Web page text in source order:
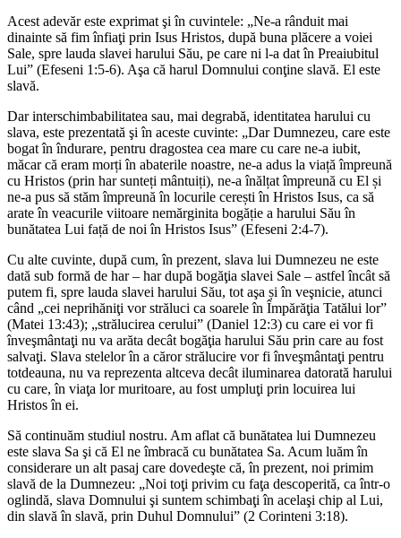
Acest adevăr este exprimat şi în cuvintele: „Ne-a rânduit mai
dinainte să fim înfiaţi prin Isus Hristos, după buna plăcere a voiei
Sale, spre lauda slavei harului Său, pe care ni l-a dat în Preaiubitul
Lui” (Efeseni 1:5-6). Aşa că harul Domnului conţine slavă. El este
slavă.
Dar interschimbabilitatea sau, mai degrabă, identitatea harului cu
slava, este prezentată şi în aceste cuvinte: „Dar Dumnezeu, care este
bogat în îndurare, pentru dragostea cea mare cu care ne‑a iubit,
măcar că eram morți în abaterile noastre, ne‑a adus la viață împreună
cu Hristos (prin har sunteți mântuiți), ne‑a înălțat împreună cu El și
ne‑a pus să stăm împreună în locurile cerești în Hristos Isus, ca să
arate în veacurile viitoare nemărginita bogăție a harului Său în
bunătatea Lui față de noi în Hristos Isus” (Efeseni 2:4-7).
Cu alte cuvinte, după cum, în prezent, slava lui Dumnezeu ne este
dată sub formă de har – har după bogăţia slavei Sale – astfel încât să
putem fi, spre lauda slavei harului Său, tot aşa și în veşnicie, atunci
când „cei neprihăniţi vor străluci ca soarele în Împărăţia Tatălui lor”
(Matei 13:43); „strălucirea cerului” (Daniel 12:3) cu care ei vor fi
înveşmântaţi nu va arăta decât bogăţia harului Său prin care au fost
salvaţi. Slava stelelor în a căror strălucire vor fi înveşmântaţi pentru
totdeauna, nu va reprezenta altceva decât iluminarea datorată harului
cu care, în viaţa lor muritoare, au fost umpluţi prin locuirea lui
Hristos în ei.
Să continuăm studiul nostru. Am aflat că bunătatea lui Dumnezeu
este slava Sa şi că El ne îmbracă cu bunătatea Sa. Acum luăm în
considerare un alt pasaj care dovedeşte că, în prezent, noi primim
slavă de la Dumnezeu: „Noi toţi privim cu faţa descoperită, ca într-o
oglindă, slava Domnului şi suntem schimbaţi în acelaşi chip al Lui,
din slavă în slavă, prin Duhul Domnului” (2 Corinteni 3:18).